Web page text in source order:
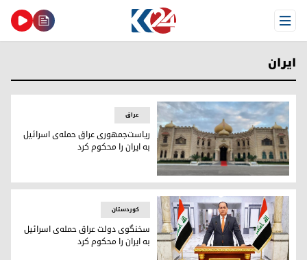
Open Menu
ایران
ریاست‌جمهوری عراق حمله‌ی اسرائیل به ایران را محکوم کرد
عراق
ریاست‌جمهوری عراق حمله‌ی اسرائیل
به ایران را محکوم کرد
کوردستان
سخنگوی دولت عراق حمله‌ی اسرائیل
به ایران را محکوم کرد